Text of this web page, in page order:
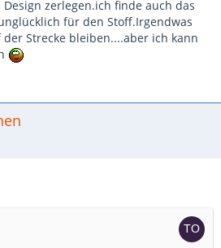
zerlegen.ich finde auch das
für den Stoff.Irgendwas
Strecke bleiben....aber ich kann